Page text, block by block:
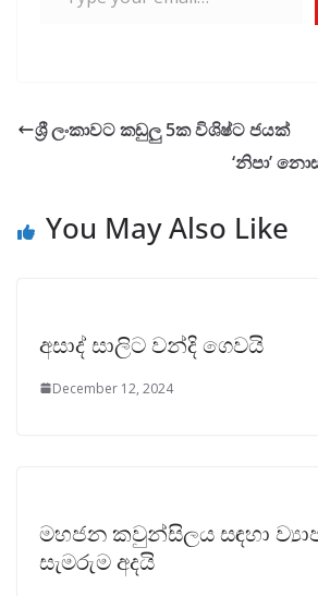
ශ්‍රී ලංකාවට කඩුලු 5ක විශිෂ්ට ජයක්
‘නිපා’
You May Also Like
අසාද් සාලිට වන්දි ගෙවයි
December 12, 2024
මහජන කවුන්සිලය සඳහා
සැමරුම අදයි